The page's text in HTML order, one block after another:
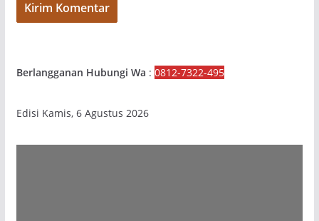
Berlangganan Hubungi Wa : 0812-7322-495
Edisi Kamis, 6 Agustus 2026